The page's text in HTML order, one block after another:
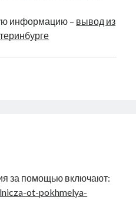
информацию – вывод из
за помощью включают:
ot-pokhmelya-